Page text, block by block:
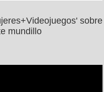
sobre
mundillo